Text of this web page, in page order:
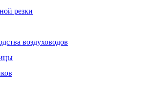
резки
воздуховодов